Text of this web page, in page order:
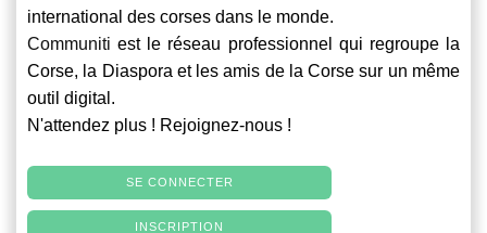
international des corses dans le monde.
Communiti est le réseau professionnel qui regroupe la
Corse, la Diaspora et les amis de la Corse sur un même
outil digital.
N'attendez plus ! Rejoignez-nous !
SE CONNECTER
INSCRIPTION